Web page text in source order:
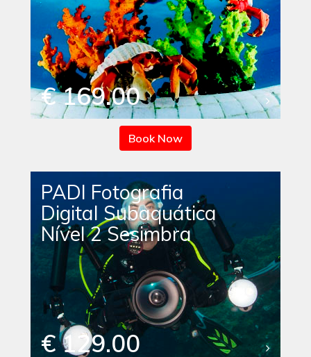
€ 169.00
Book Now
PADI Fotografia
Digital Subaquática
Nível 2 Sesimbra
€ 129.00